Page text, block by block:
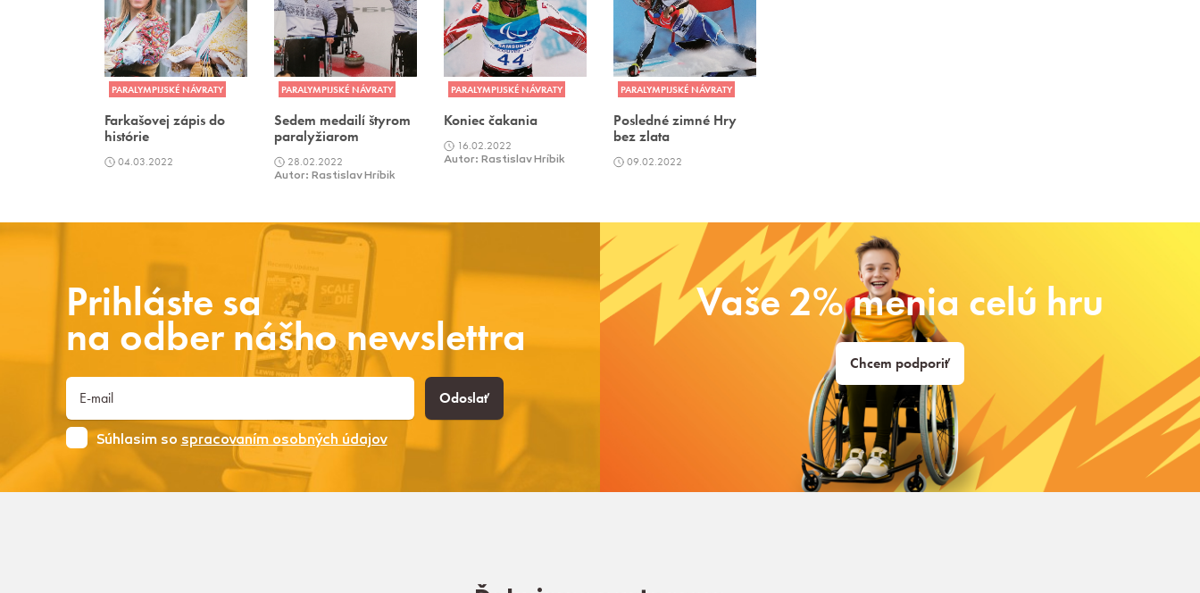
PARALYMPIJSKÉ NÁVRATY
Farkašovej zápis do
histórie
04.03.2022
PARALYMPIJSKÉ NÁVRATY
Sedem medailí štyrom
paralyžiarom
28.02.2022
Autor: Rastislav Hríbik
PARALYMPIJSKÉ NÁVRATY
Koniec čakania
16.02.2022
Autor: Rastislav Hríbik
PARALYMPIJSKÉ NÁVRATY
Posledné zimné Hry
bez zlata
09.02.2022
Prihláste sa
na odber nášho newslettra
Odoslať
Súhlasim so spracovaním osobných údajov
Vaše 2% menia celú hru
Chcem podporiť